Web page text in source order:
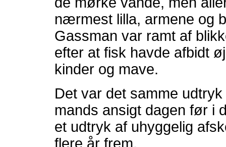
nærmest lilla, armene og
Gassman var ramt af
efter at fisk havde afbidt
kinder og mave.
Det var det samme
mands ansigt dagen før i
et udtryk af uhyggelig
flere år frem.